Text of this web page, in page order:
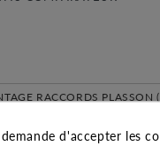
RACCORDS PLASSON
d'accepter les